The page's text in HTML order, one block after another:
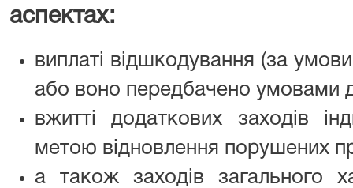
аспектах:
виплаті відшкодування (за
або воно передбачено умовами
вжитті додаткових заходів
метою відновлення порушених
а також заходів загального